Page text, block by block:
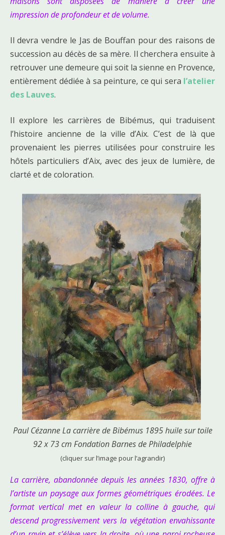
impression de profondeur et de volume.
Il devra vendre le Jas de Bouffan pour des raisons de
succession au décès de sa mère. Il cherchera ensuite à
retrouver une demeure qui soit la sienne en Provence,
entièrement dédiée à sa peinture, ce qui sera l’atelier
des Lauves.
Il explore les carrières de Bibémus, qui traduisent
l’histoire ancienne de la ville d’Aix. C’est de là que
provenaient les pierres utilisées pour construire les
hôtels particuliers d’Aix, avec des jeux de lumière, de
clarté et de coloration.
Paul Cézanne La carrière de Bibémus 1895 huile sur toile
92 x 73 cm Fondation Barnes de Philadelphie
(cliquer sur l’image pour l’agrandir)
La carrière, abandonnée depuis les années 1830, offre à
l’artiste un paysage aux formes géométriques érodées. Le
format vertical met en valeur la colline à gauche, qui
descend progressivement vers la végétation envahissante